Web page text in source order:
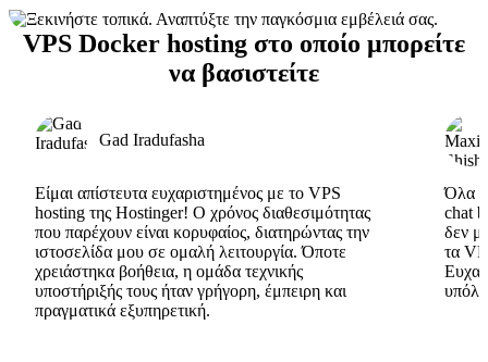
VPS Docker hosting στο οποίο μπορείτε
να βασιστείτε
Gad Iradufasha
Είμαι απίστευτα ευχαριστημένος με το VPS
hosting της Hostinger! Ο χρόνος διαθεσιμότητας
που παρέχουν είναι κορυφαίος, διατηρώντας την
ιστοσελίδα μου σε ομαλή λειτουργία. Όποτε
χρειάστηκα βοήθεια, η ομάδα τεχνικής
υποστήριξής τους ήταν γρήγορη, έμπειρη και
πραγματικά εξυπηρετική.
Όλα
chat
δεν
τα